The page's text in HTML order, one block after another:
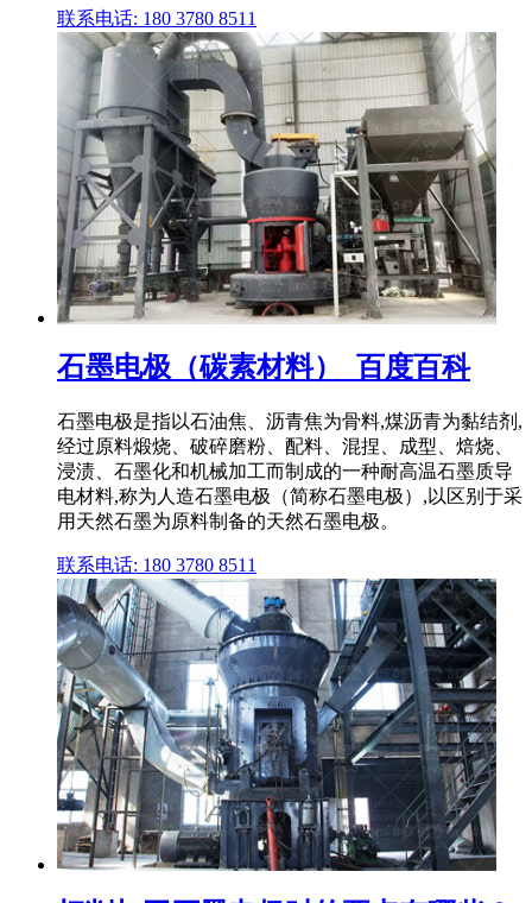
联系电话: 180 3780 8511
石墨电极（碳素材料）_百度百科
石墨电极是指以石油焦、沥青焦为骨料,煤沥青为黏结剂,
经过原料煅烧、破碎磨粉、配料、混捏、成型、焙烧、
浸渍、石墨化和机械加工而制成的一种耐高温石墨质导
电材料,称为人造石墨电极（简称石墨电极）,以区别于采
用天然石墨为原料制备的天然石墨电极。
联系电话: 180 3780 8511